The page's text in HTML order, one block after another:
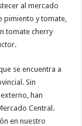
al mercado
pimiento y tomate,
tomate cherry
se encuentra a
Sin
han
Central.
en nuestro